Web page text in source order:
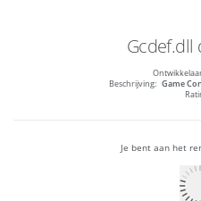
Gcdef.dll
Beschrijving: Game
Je bent aan het